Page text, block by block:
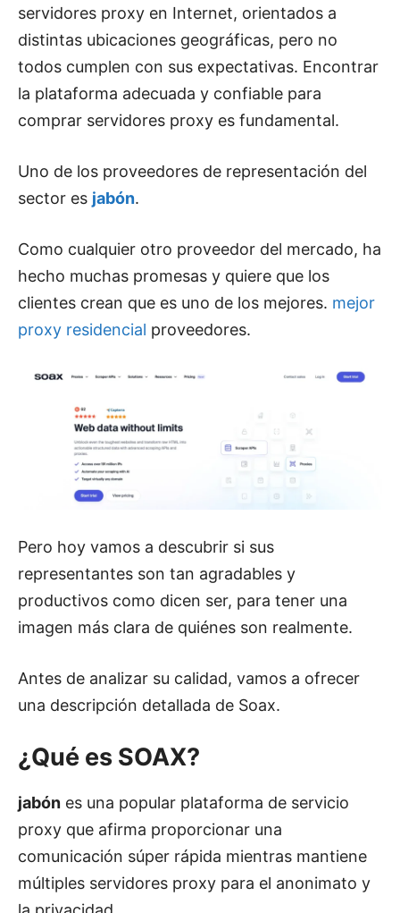
servidores proxy en Internet, orientados a
distintas ubicaciones geográficas, pero no
todos cumplen con sus expectativas. Encontrar
la plataforma adecuada y confiable para
comprar servidores proxy es fundamental.
Uno de los proveedores de representación del
sector es jabón.
Como cualquier otro proveedor del mercado, ha
hecho muchas promesas y quiere que los
clientes crean que es uno de los mejores. mejor
proxy residencial proveedores.
Pero hoy vamos a descubrir si sus
representantes son tan agradables y
productivos como dicen ser, para tener una
imagen más clara de quiénes son realmente.
Antes de analizar su calidad, vamos a ofrecer
una descripción detallada de Soax.
¿Qué es SOAX?
jabón es una popular plataforma de servicio
proxy que afirma proporcionar una
comunicación súper rápida mientras mantiene
múltiples servidores proxy para el anonimato y